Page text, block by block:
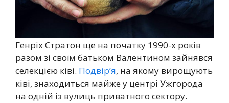
Генріх Стратон ще на початку 1990-х років
разом зі своїм батьком Валентином зайнявся
селекцією ківі. Подвір’я, на якому вирощують
ківі, знаходиться майже у центрі Ужгорода
на одній із вулиць приватного сектору.